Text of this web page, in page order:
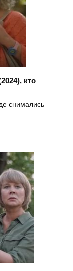
кто
снимались